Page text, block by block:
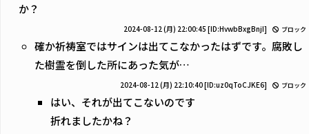
か？
2024-08-12 (月) 22:00:45 [ID:HvwbBxgBnjI] ブロック
確か祈祷室ではサインは出てこなかったはずです。腐敗し
た樹霊を倒した所にあった気が…
2024-08-12 (月) 22:10:40[ID:uz0qToCJKE6] ブロック
はい、それが出てこないのです
折れましたかね？